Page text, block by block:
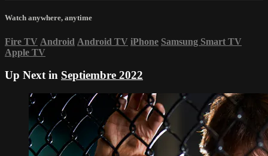
Watch anywhere, anytime
Fire TV Android Android TV iPhone Samsung Smart TV
Apple TV
Up Next in Septiembre 2022